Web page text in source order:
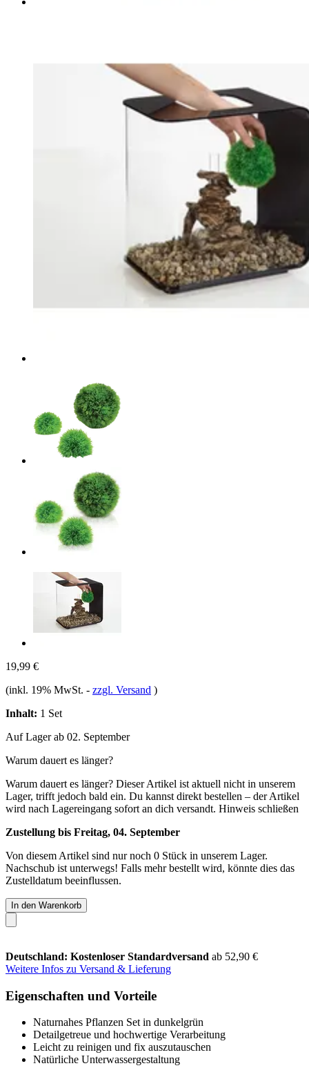
19,99 €
(inkl. 19% MwSt. - zzgl. Versand )
Inhalt: 1 Set
Auf Lager ab 02. September
Warum dauert es länger?
Warum dauert es länger? Dieser Artikel ist aktuell nicht in unserem
Lager, trifft jedoch bald ein. Du kannst direkt bestellen – der Artikel
wird nach Lagereingang sofort an dich versandt. Hinweis schließen
Zustellung bis Freitag, 04. September
Von diesem Artikel sind nur noch 0 Stück in unserem Lager.
Nachschub ist unterwegs! Falls mehr bestellt wird, könnte dies das
Zustelldatum beeinflussen.
In den Warenkorb
Deutschland: Kostenloser Standardversand ab 52,90 €
Weitere Infos zu Versand & Lieferung
Eigenschaften und Vorteile
Naturnahes Pflanzen Set in dunkelgrün
Detailgetreue und hochwertige Verarbeitung
Leicht zu reinigen und fix auszutauschen
Natürliche Unterwassergestaltung